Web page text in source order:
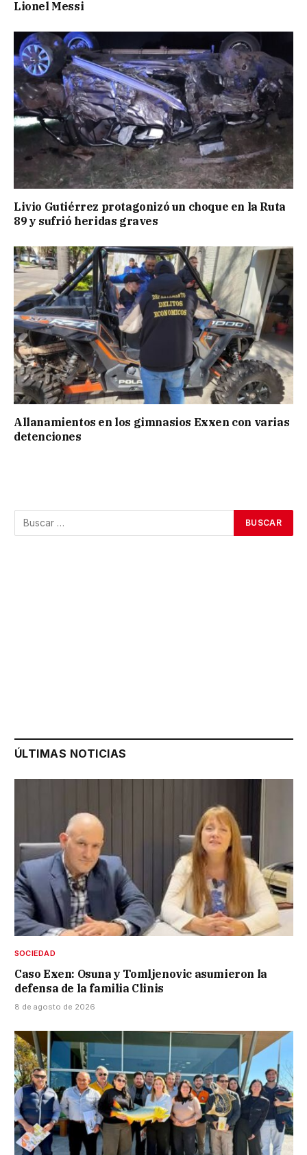
Lionel Messi
Livio Gutiérrez protagonizó un choque en la Ruta
89 y sufrió heridas graves
Allanamientos en los gimnasios Exxen con varias
detenciones
ÚLTIMAS NOTICIAS
SOCIEDAD
Caso Exen: Osuna y Tomljenovic asumieron la
defensa de la familia Clinis
8 de agosto de 2026